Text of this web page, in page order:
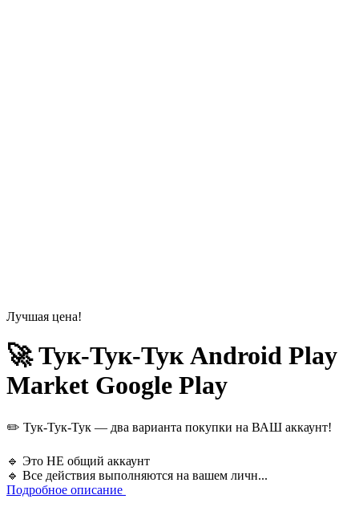
Лучшая цена!
🚀 Тук-Тук-Тук Android Play
Market Google Play
✏️ Тук-Тук-Тук — два варианта покупки на ВАШ аккаунт!
🔹 Это НЕ общий аккаунт
🔹 Все действия выполняются на вашем личн...
Подробное описание